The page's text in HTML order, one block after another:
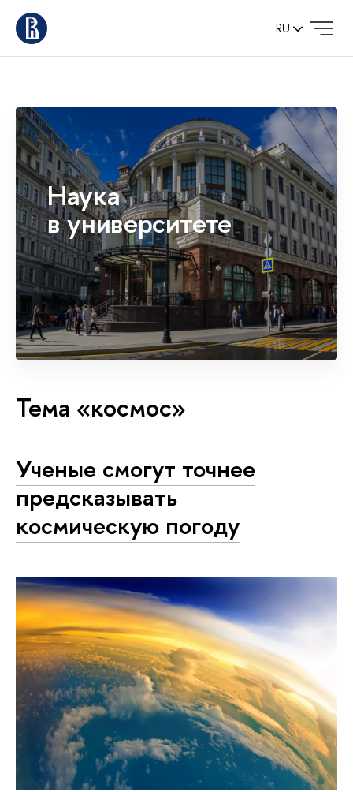
RU
Наука
в университете
Тема «космос»
Ученые смогут точнее
предсказывать
космическую погоду